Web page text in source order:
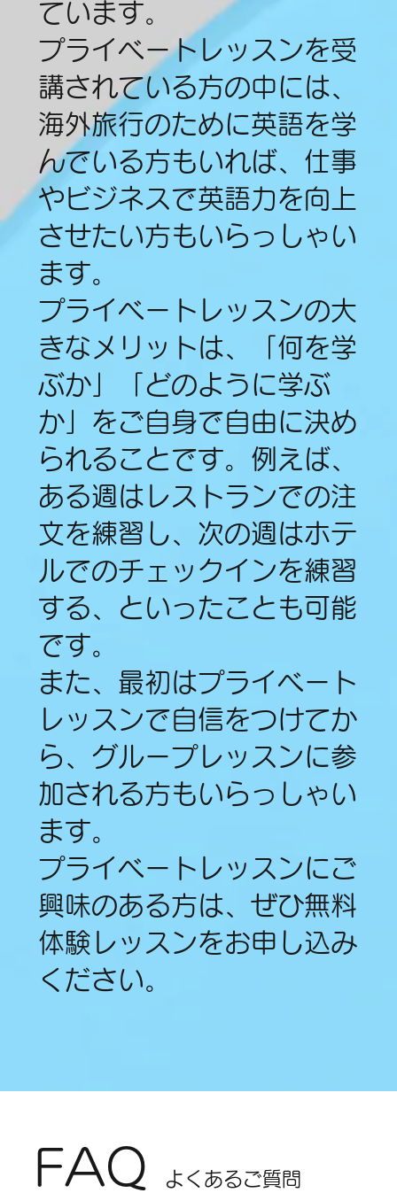
ています。
プライベートレッスンを受
講されている方の中には、
海外旅行のために英語を学
んでいる方もいれば、仕事
やビジネスで英語力を向上
させたい方もいらっしゃい
ます。
プライベートレッスンの大
きなメリットは、「何を学
ぶか」「どのように学ぶ
か」をご自身で自由に決め
られることです。例えば、
ある週はレストランでの注
文を練習し、次の週はホテ
ルでのチェックインを練習
する、といったことも可能
です。
また、最初はプライベート
レッスンで自信をつけてか
ら、グループレッスンに参
加される方もいらっしゃい
ます。
プライベートレッスンにご
興味のある方は、ぜひ無料
体験レッスンをお申し込み
ください。
FAQ よくあるご質問